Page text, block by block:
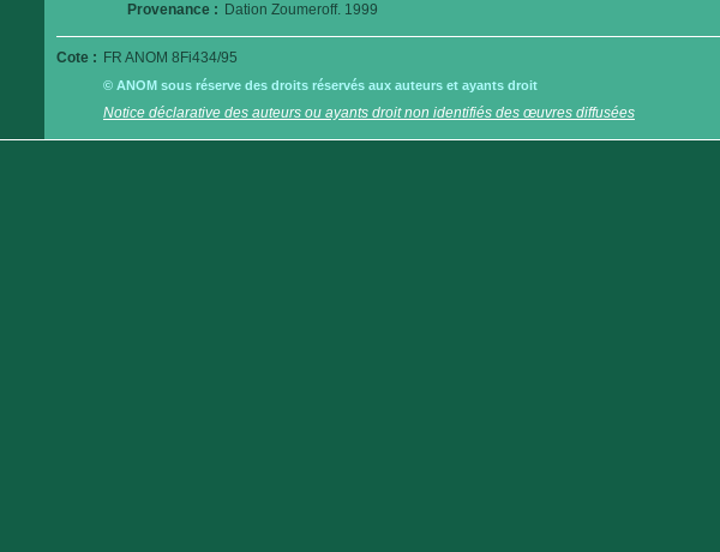
Provenance : Dation Zoumeroff. 1999
Cote : FR ANOM 8Fi434/95
© ANOM sous réserve des droits réservés aux auteurs et ayants droit
Notice déclarative des auteurs ou ayants droit non identifiés des œuvres diffusées